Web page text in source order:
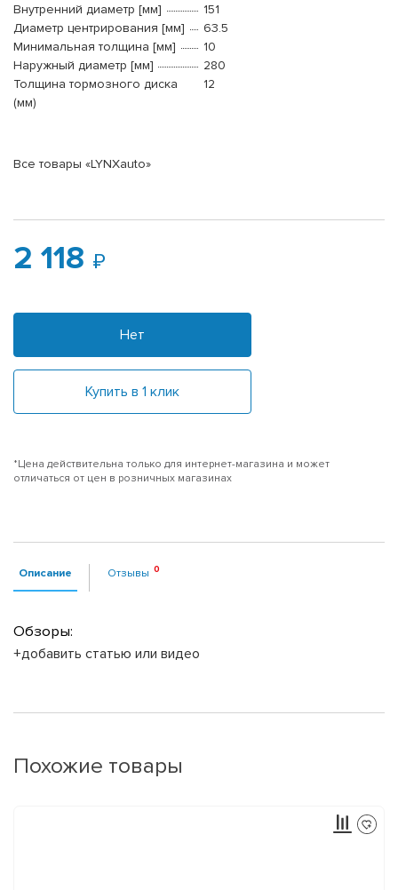
Внутренний диаметр [мм]
151
Диаметр центрирования [мм]
63.5
Минимальная толщина [мм]
10
Наружный диаметр [мм]
280
Толщина тормозного диска
(мм)
12
Все товары «LYNXauto»
2 118
Нет
Купить в 1 клик
*Цена действительна только для интернет-магазина и может
отличаться от цен в розничных магазинах
Описание Отзывы
Обзоры:
+добавить статью или видео
Похожие товары